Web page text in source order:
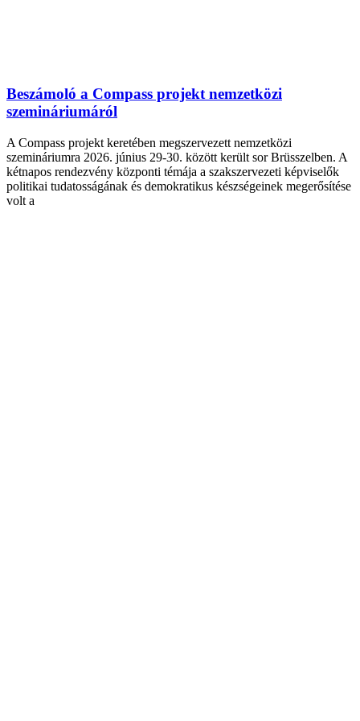
Beszámoló a Compass projekt nemzetközi
szemináriumáról
A Compass projekt keretében megszervezett nemzetközi
szemináriumra 2026. június 29-30. között került sor Brüsszelben. A
kétnapos rendezvény központi témája a szakszervezeti képviselők
politikai tudatosságának és demokratikus készségeinek megerősítése
volt a